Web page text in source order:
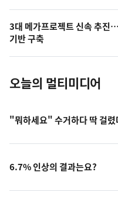
의
사
진
3대 메가프로젝트 신속 추진
기반 구축
오늘의 멀티미디어
"뭐하세요" 수거하다 딱 걸렸
6.7% 인상의 결과는요?